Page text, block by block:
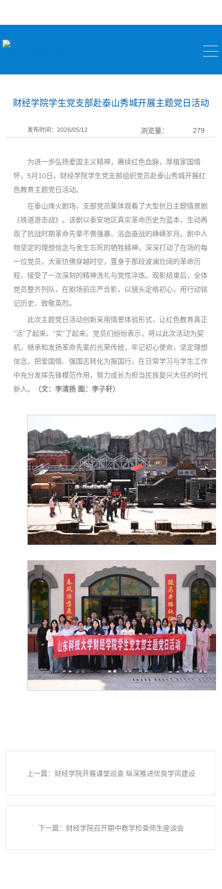
财经学院学生党支部赴泰山秀城开展主题党日活动
发布时间：2026/05/12 浏览量： 279
为进一步弘扬爱国主义精神，赓续红色血脉，厚植家国情
怀，5月10日，财经学院学生党支部组织党员赴泰山秀城开展红
色教育主题党日活动。
在泰山烽火剧场，支部党员集体观看了大型抗日主题情景剧
《铁道游击战》。该剧以泰安地区真实革命历史为蓝本，生动再
现了抗战时期革命先辈不畏强暴、浴血奋战的峥嵘岁月。剧中人
物坚定的理想信念与舍生忘死的牺牲精神，深深打动了在场的每
一位党员，大家仿佛穿越时空，置身于那段波澜壮阔的革命历
程，接受了一次深刻的精神洗礼与党性淬炼。观影结束后，全体
党员整齐列队，在剧场前庄严合影，以镜头定格初心，用行动铭
记历史、致敬英烈。
此次主题党日活动创新采用情景体验形式，让红色教育真正
“活”了起来、“实”了起来。党员们纷纷表示，将以此次活动为契
机，继承和发扬革命先辈的光荣传统，牢记初心使命，坚定理想
信念，把爱国情、强国志转化为报国行，在日常学习与学生工作
中充分发挥先锋模范作用，努力成长为担当民族复兴大任的时代
新人。
（文：李清扬 图：李子轩）
上一篇：财经学院开展课堂巡查 纵深推进优良学风建设
下一篇：财经学院召开期中教学检查师生座谈会